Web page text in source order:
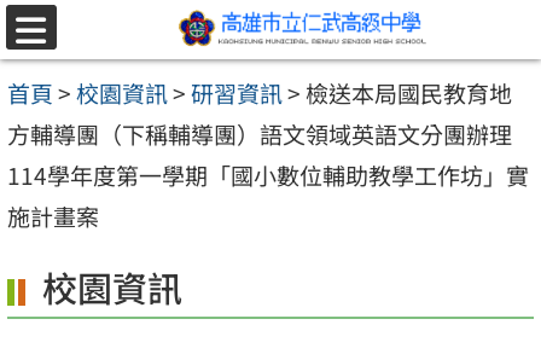
跳至主要內容區
選
單
首頁>校園資訊>研習資訊> 檢送本局國民教育地
方輔導團（下稱輔導團）語文領域英語文分團辦理
114學年度第一學期「國小數位輔助教學工作坊」實
施計畫案
校園資訊